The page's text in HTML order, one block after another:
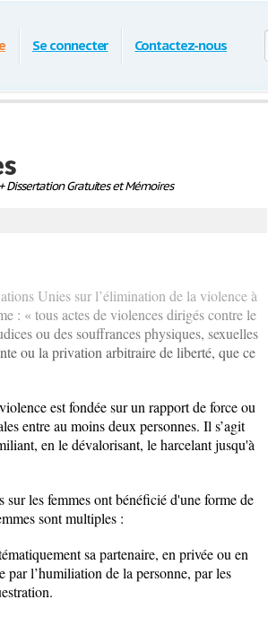
Se connecter Contactez-nous
Dissertation Gratuites et Mémoires
Unies sur l’élimination de la violence à
: « tous actes de violences dirigés contre le
ou des souffrances physiques, sexuelles
ou la privation arbitraire de liberté, que ce
est fondée sur un rapport de force ou
entre au moins deux personnes. Il s’agit
en le dévalorisant, le harcelant jusqu'à
sur les femmes ont bénéficié d'une forme de
sont multiples :
sa partenaire, en privée ou en
par l’humiliation de la personne, par les